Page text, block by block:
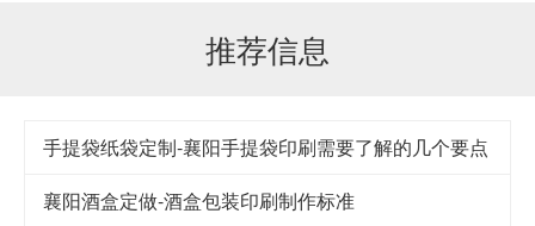
推荐信息
手提袋纸袋定制-襄阳手提袋印刷需要了解的几个要点
襄阳酒盒定做-酒盒包装印刷制作标准